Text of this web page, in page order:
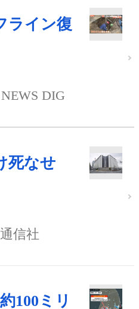
ライン復
DIG
死なせ
信社
100ミリ